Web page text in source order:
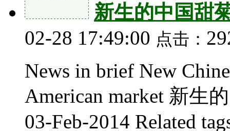
新生的中国甜
02-28 17:49:00 点击：
News in brief New
American market 新生
03-Feb-2014 Related